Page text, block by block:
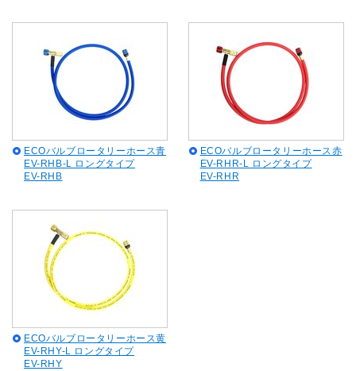
ECOバルブロータリーホース青
EV-RHB-L ロングタイプ
EV-RHB
ECOバルブロータリーホース赤
EV-RHR-L ロングタイプ
EV-RHR
ECOバルブロータリーホース黄
EV-RHY-L ロングタイプ
EV-RHY